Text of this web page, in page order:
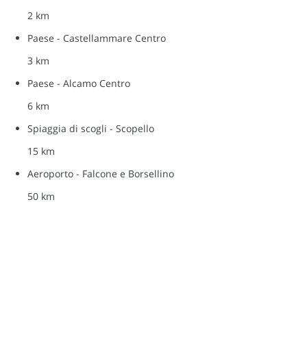
2 km
Paese - Castellammare Centro
3 km
Paese - Alcamo Centro
6 km
Spiaggia di scogli - Scopello
15 km
Aeroporto - Falcone e Borsellino
50 km